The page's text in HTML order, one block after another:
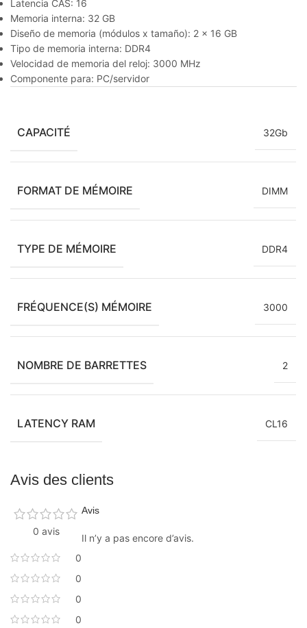
Latencia CAS: 16
Memoria interna: 32 GB
Diseño de memoria (módulos x tamaño): 2 x 16 GB
Tipo de memoria interna: DDR4
Velocidad de memoria del reloj: 3000 MHz
Componente para: PC/servidor
CAPACITÉ 32Gb
FORMAT DE MÉMOIRE DIMM
TYPE DE MÉMOIRE DDR4
FRÉQUENCE(S) MÉMOIRE 3000
NOMBRE DE BARRETTES 2
LATENCY RAM CL16
Avis des clients
0 avis
0
0
0
0
Avis
Il n’y a pas encore d’avis.